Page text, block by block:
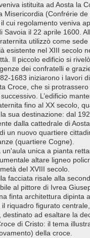
istituita ad Aosta la
Misericordia (Confrérie
cui regolamento veniva
Savoia il 22 aprile 1600.
utilizzò come sede
esistente nel XIII secolo
Il piccolo edificio si
dei confratelli e
1683 iniziarono i lavori
Croce, che si
L’edificio
fino al XX secolo,
sua destinazione: dal
dalla cattedrale di
un nuovo quartiere
(quartiere Cogne).
un'aula unica a pianta
altare ligneo
del XVIII secolo.
facciata risale alla
al pittore di Ivrea
finta architettura dipinta
riquadro figurato
destinato ad esaltare la
di Cristo: il tema
della croce.